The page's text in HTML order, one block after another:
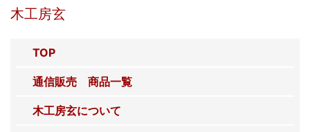
木工房玄
TOP
通信販売 商品一覧
木工房玄について